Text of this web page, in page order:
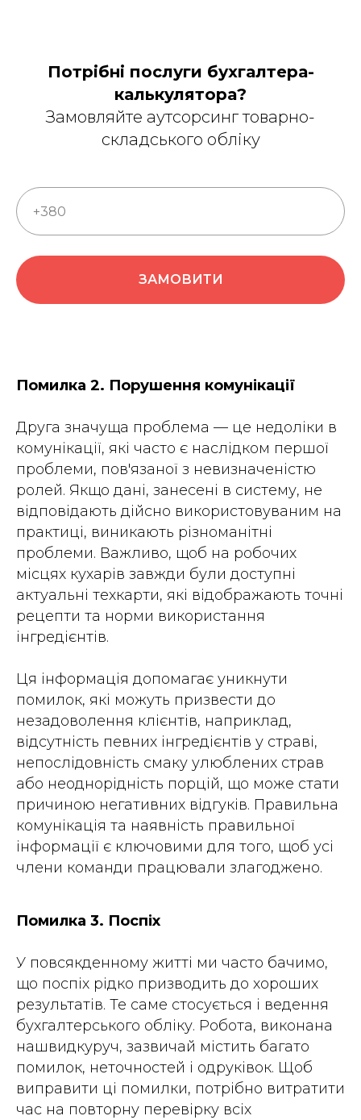
Потрібні послуги бухгалтера-
калькулятора?
Замовляйте аутсорсинг товарно-
складського обліку
ЗАМОВИТИ
Помилка 2. Порушення комунікації
Друга значуща проблема — це недоліки в
комунікації, які часто є наслідком першої
проблеми, пов'язаної з невизначеністю
ролей. Якщо дані, занесені в систему, не
відповідають дійсно використовуваним на
практиці, виникають різноманітні
проблеми. Важливо, щоб на робочих
місцях кухарів завжди були доступні
актуальні техкарти, які відображають точні
рецепти та норми використання
інгредієнтів.
Ця інформація допомагає уникнути
помилок, які можуть призвести до
незадоволення клієнтів, наприклад,
відсутність певних інгредієнтів у страві,
непослідовність смаку улюблених страв
або неоднорідність порцій, що може стати
причиною негативних відгуків. Правильна
комунікація та наявність правильної
інформації є ключовими для того, щоб усі
члени команди працювали злагоджено.
Помилка 3. Поспіх
У повсякденному житті ми часто бачимо,
що поспіх рідко призводить до хороших
результатів. Те саме стосується і ведення
бухгалтерського обліку. Робота, виконана
нашвидкуруч, зазвичай містить багато
помилок, неточностей і одруківок. Щоб
виправити ці помилки, потрібно витратити
час на повторну перевірку всіх